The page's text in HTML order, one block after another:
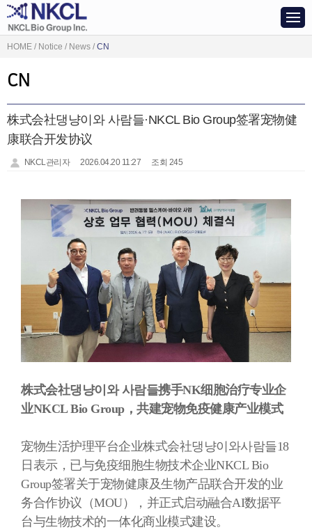
HOME / Notice / News / CN
CN
株式会社댕냥이와 사람들·NKCL Bio Group签署宠物健
康联合开发协议
NKCL관리자 2026.04.20 11:27 조회 245
株式会社댕냥이와 사람들携手NK细 胞治疗专业企
业NKCL Bio Group，共建宠物免疫健康产业模式
宠物生活护理平台企业株式会社댕냥이와사람들18
日表示，已与免疫细胞生物技术企业NKCL Bio
Group签署关于宠物健康及生物产品联合开发的业
务合作协议（MOU），并正式启动融合AI数据平
台与生物技术的一体化商业模式建设。